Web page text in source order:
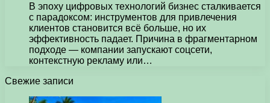
В эпоху цифровых технологий бизнес сталкивается
с парадоксом: инструментов для привлечения
клиентов становится всё больше, но их
эффективность падает. Причина в фрагментарном
подходе — компании запускают соцсети,
контекстную рекламу или…
Свежие записи